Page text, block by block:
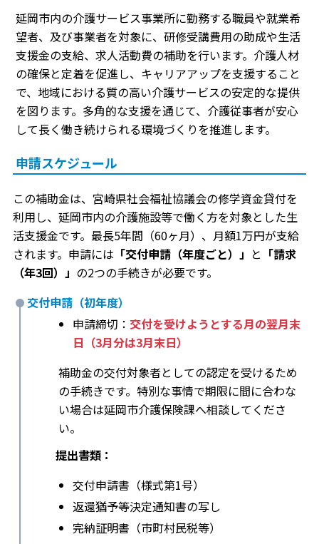
延岡市内の介護サービス事業所に勤務する職員や就業希
望者、及び事業者を対象に、研修受講費用の助成や生活
支援金の支給、求人活動費の補助を行います。介護人材
の確保と定着を促進し、キャリアアップを支援すること
で、地域における質の高い介護サービスの安定的な提供
を図ります。多角的な支援を通じて、介護従事者が安心
して長く働き続けられる環境づくりを推進します。
申請スケジュール
この補助金は、宮崎県社会福祉協議会の修学資金貸付を
利用し、延岡市内の介護施設等で働く方を対象とした生
活支援金です。最長5年間（60ヶ月）、月額1万円が支給
されます。申請には 「交付申請（年度ごと）」 と 「請求
（年3回）」 の2つの手続きが必要です。
交付申請（初年度）
申請締切： 交付を受けようとする月の翌月末
日（3月分は3月末日）
補助金の交付対象者としての認定を受けるため
の手続きです。特別な事情で期限に間に合わな
い場合は延岡市介護保険課へ相談してくださ
い。
提出書類：
交付申請書（様式第1号）
返還猶予等決定通知書の写し
完納証明書（市町村民税等）